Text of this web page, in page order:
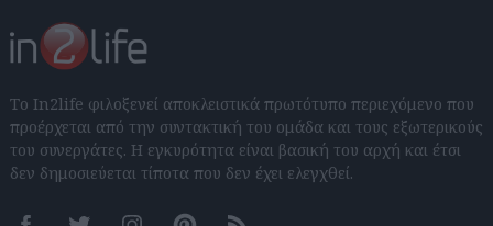
Το In2life φιλοξενεί αποκλειστικά πρωτότυπο περιεχόμενο που
προέρχεται από την συντακτική του ομάδα και τους εξωτερικούς
του συνεργάτες. Η εγκυρότητα είναι βασική του αρχή και έτσι
δεν δημοσιεύεται τίποτα που δεν έχει ελεγχθεί.